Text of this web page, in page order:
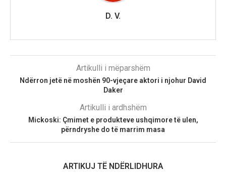
D. V.
Artikulli i mëparshëm
Ndërron jetë në moshën 90-vjeçare aktori i njohur David
Daker
Artikulli i ardhshëm
Mickoski: Çmimet e produkteve ushqimore të ulen,
përndryshe do të marrim masa
ARTIKUJ TË NDËRLIDHURA